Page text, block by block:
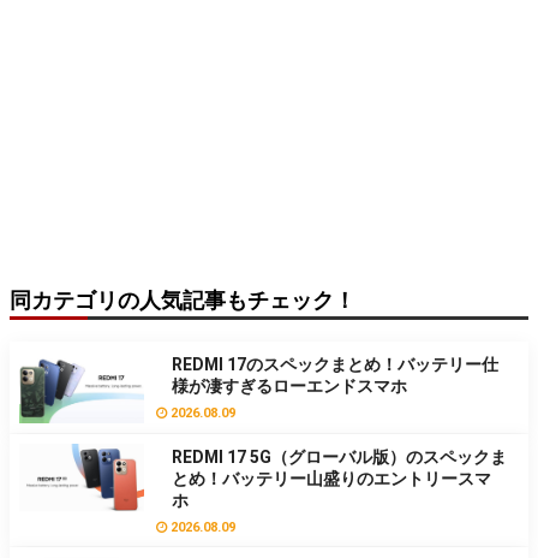
同カテゴリの人気記事もチェック！
REDMI 17のスペックまとめ！バッテリー仕
様が凄すぎるローエンドスマホ
2026.08.09
REDMI 17 5G（グローバル版）のスペックま
とめ！バッテリー山盛りのエントリースマ
ホ
2026.08.09